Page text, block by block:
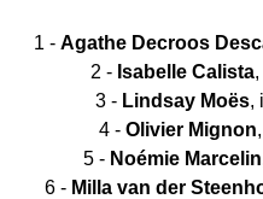
1 - Agathe Decroos
2 - Isabelle Calista
3 - Lindsay Moës,
4 - Olivier Mignon
5 - Noémie Marcelin
6 - Milla van der